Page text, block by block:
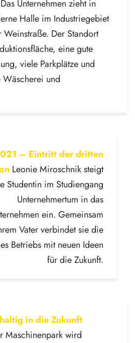
Das Unternehmen zieht in
Halle im Industriegebiet
Weinstraße. Der Standort
eine gute
viele Parkplätze und
und
– Eintritt der dritten
Leonie Miroschnik steigt
Studentin im Studiengang
Unternehmertum in das
ein. Gemeinsam
Vater verbindet sie die
Betriebs mit neuen Ideen
für die Zukunft.
in die Zukunft
Maschinenpark wird